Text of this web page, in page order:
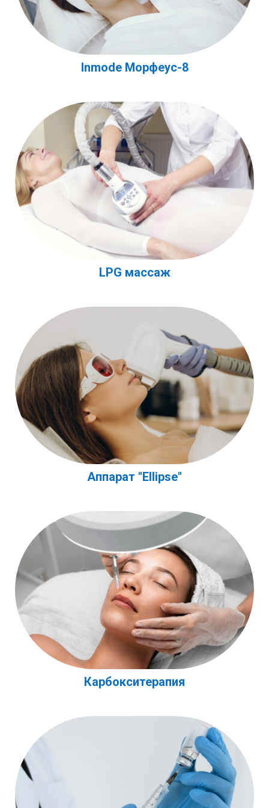
Inmode Морфеус-8
LPG массаж
Аппарат "Ellipse"
Карбокситерапия